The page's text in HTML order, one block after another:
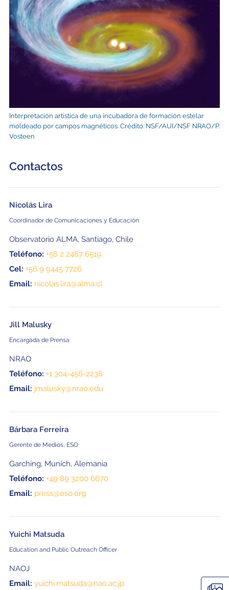
Interpretación artística de una incubadora de formación estelar
moldeado por campos magnéticos. Crédito: NSF/AUI/NSF NRAO/P.
Vosteen
Contactos
Nicolás Lira
Coordinador de Comunicaciones y Educación
Observatorio ALMA, Santiago, Chile
Teléfono: +56 2 2467 6519
Cel: +56 9 9445 7726
Email: nicolas.lira@alma.cl
Jill Malusky
Encargada de Prensa
NRAO
Teléfono: +1 304-456-2236
Email: jmalusky@nrao.edu
Bárbara Ferreira
Gerente de Medios, ESO
Garching, Munich, Alemania
Teléfono: +49 89 3200 6670
Email: press@eso.org
Yuichi Matsuda
Education and Public Outreach Officer
NAOJ
Email: yuichi.matsuda@nao.ac.jp